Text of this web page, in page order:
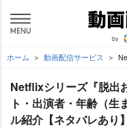
ホーム 動画配信サービス
Netflixシリーズ『脱出
ト・出演者・年齢（
ル紹介【ネタバレあり】